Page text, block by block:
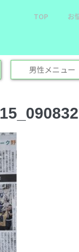
TOP お
男性メニュー